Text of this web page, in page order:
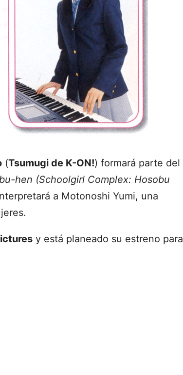
(Tsumugi de K-ON!) formará parte del
hen (Schoolgirl Complex: Hosobu
a Motonoshi Yumi, una
y está planeado su estreno para